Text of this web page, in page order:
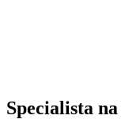
Specialista